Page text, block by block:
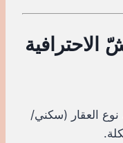
نوع العقار (سكني/